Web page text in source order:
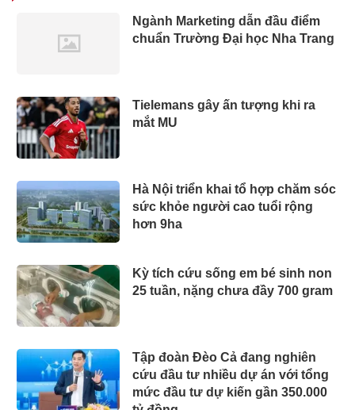
Ngành Marketing dẫn đầu điểm
chuẩn Trường Đại học Nha Trang
Tielemans gây ấn tượng khi ra
mắt MU
Hà Nội triển khai tổ hợp chăm sóc
sức khỏe người cao tuổi rộng
hơn 9ha
Kỳ tích cứu sống em bé sinh non
25 tuần, nặng chưa đầy 700 gram
Tập đoàn Đèo Cả đang nghiên
cứu đầu tư nhiều dự án với tổng
mức đầu tư dự kiến gần 350.000